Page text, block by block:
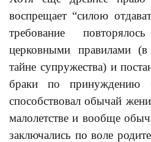
воспрещает “силою
требование
церковными правилами
тайне супружества) и
браки по
способствовал обычай
малолетстве и вообще
заключались по воле